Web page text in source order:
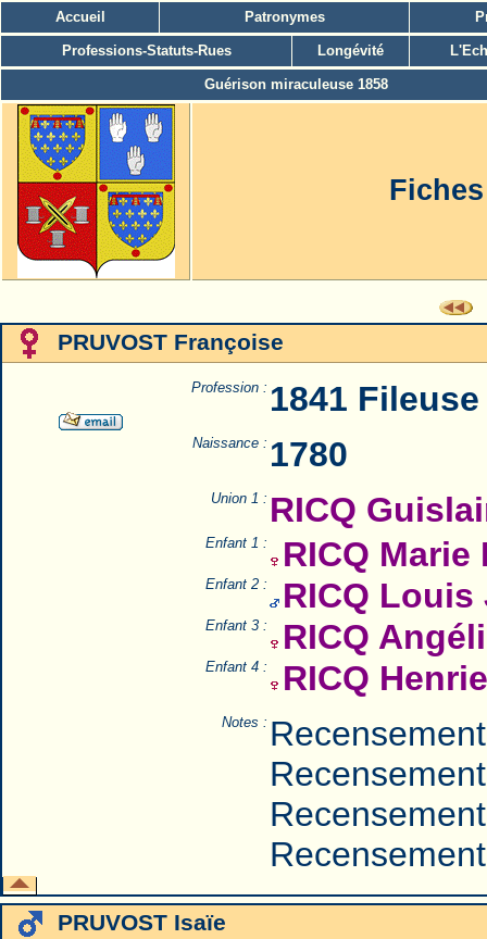
Accueil Patronymes
Professions-Statuts-Rues Longévité
Guérison miraculeuse 1858
PRUVOST Françoise
Profession : 1841 Fileuse
Naissance : 1780
Union 1 : RICQ
Enfant 1 : RICQ Marie
Enfant 2 : RICQ
Enfant 3 : RICQ
Enfant 4 : RICQ
Notes :
PRUVOST Isaïe